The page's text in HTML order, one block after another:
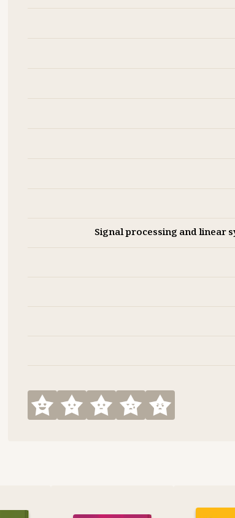
Signal processing and linear